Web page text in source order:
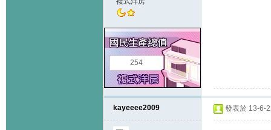
254
kayeeee2009 發表於 13-6-